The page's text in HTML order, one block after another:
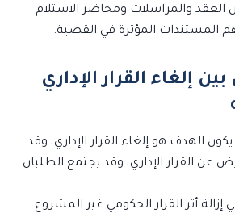
العقد والمراسلات ومحاضر الاستلام
المستندات المؤثرة في القضية.
إلغاء القرار الإداري
يكون الهدف هو إلغاء القرار الإداري، وقد
عن القرار الإداري، وقد يجتمع الطلبان
إزالة أثر القرار الحكومي غير المشروع.